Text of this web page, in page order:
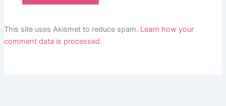
This site uses Akismet to reduce spam. Learn how your
comment data is processed.